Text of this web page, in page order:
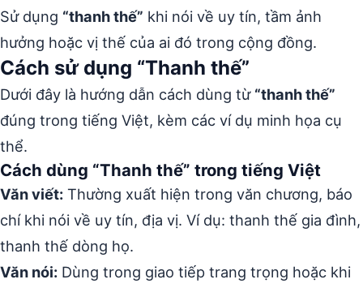
Sử dụng “thanh thế” khi nói về uy tín, tầm ảnh
hưởng hoặc vị thế của ai đó trong cộng đồng.
Cách sử dụng “Thanh thế”
Dưới đây là hướng dẫn cách dùng từ “thanh thế”
đúng trong tiếng Việt, kèm các ví dụ minh họa cụ
thể.
Cách dùng “Thanh thế” trong tiếng Việt
Văn viết: Thường xuất hiện trong văn chương, báo
chí khi nói về uy tín, địa vị. Ví dụ: thanh thế gia đình,
thanh thế dòng họ.
Văn nói: Dùng trong giao tiếp trang trọng hoặc khi